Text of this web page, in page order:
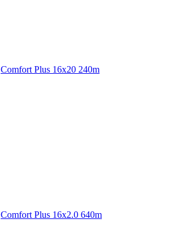
Comfort Plus 16x20 240m
Comfort Plus 16x2.0 640m